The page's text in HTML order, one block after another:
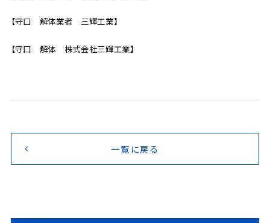
【守口 解体業者 三輝工業】
【守口 解体 株式会社三輝工業】
一覧に戻る